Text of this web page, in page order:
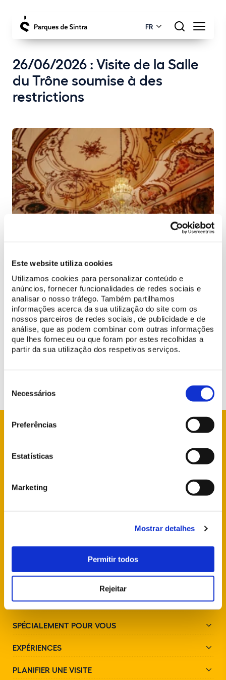
Este website utiliza cookies
Utilizamos cookies para personalizar conteúdo e
anúncios, fornecer funcionalidades de redes sociais e
analisar o nosso tráfego. Também partilhamos
informações acerca da sua utilização do site com os
nossos parceiros de redes sociais, de publicidade e de
análise, que as podem combinar com outras informações
que lhes forneceu ou que foram por estes recolhidas a
partir da sua utilização dos respetivos serviços.
Necessários
Preferências
Estatísticas
Marketing
Mostrar detalhes
Permitir todos
Rejeitar
FR
26/06/2026 : Visite de la Salle
du Trône soumise à des
restrictions
Le26 juin 2026, la visite de laSalle du Trône, auPalais national
de Queluz, sera restreinte toute la journée en raison des
préparatifs du récital de poésie qui aura lieu dans la soirée.
Nous regrettons la gêne occasionnée et vous remercions de
votre compréhension.
PARCS ET MONUMENTS
SPÉCIALEMENT POUR VOUS
EXPÉRIENCES
PLANIFIER UNE VISITE